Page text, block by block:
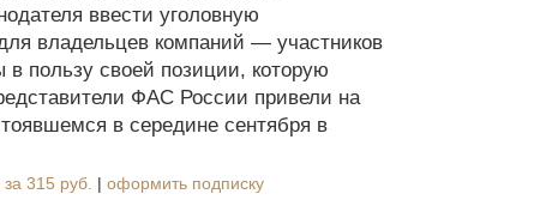
ввести уголовную
владельцев компаний — участников
в пользу своей позиции, которую
ФАС России привели на
в середине сентября в
за 315 руб. | оформить подписку